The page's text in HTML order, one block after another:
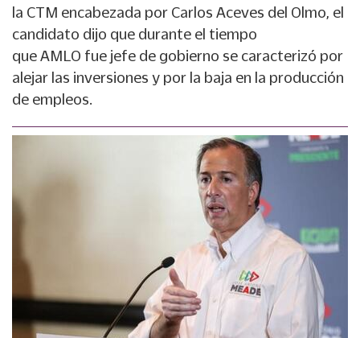
la CTM encabezada por Carlos Aceves del Olmo, el
candidato dijo que durante el tiempo
que AMLO fue jefe de gobierno se caracterizó por
alejar las inversiones y por la baja en la producción
de empleos.